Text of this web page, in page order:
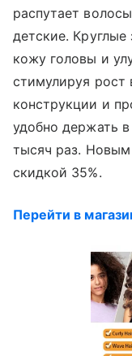
распутает
детские.
кожу головы и
стимулируя рост
конструкции и
удобно держать в
тысяч раз. Новым
скидкой 35%.
Перейти в